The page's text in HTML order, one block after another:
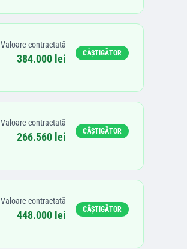
Valoare contractată
384.000 lei CÂȘTIGĂTOR
Valoare contractată
266.560 lei CÂȘTIGĂTOR
Valoare contractată
448.000 lei CÂȘTIGĂTOR